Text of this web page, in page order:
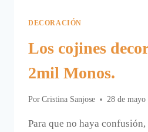
DECORACIÓN
Los cojines
2mil Monos.
Por Cristina Sanjose 28 de mayo
Para que no haya